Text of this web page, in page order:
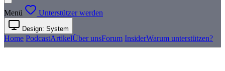
Menü Unterstützer werden
Design: System
Home PodcastArtikelÜber unsForum InsiderWarum unterstützen?